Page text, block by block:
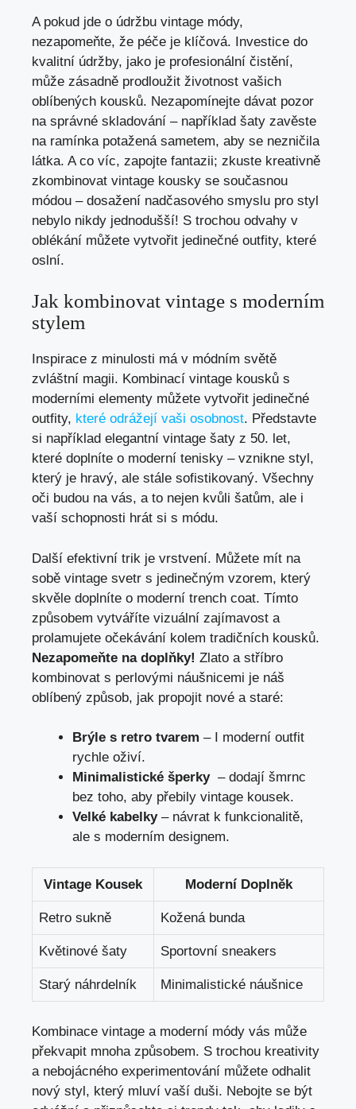
A pokud‌ jde o údržbu vintage módy,
nezapomeňte, že péče ‌je klíčová. Investice do
kvalitní údržby, jako je profesionální čistění,
může zásadně prodloužit životnost vašich
oblíbených kousků. Nezapomínejte dávat pozor
na správné skladování – například šaty zavěste
na ramínka potažená sametem, aby se​ nezničila
látka. A co‍ víc, zapojte fantazii; zkuste kreativně
⁢zkombinovat vintage kousky se současnou
módou – dosažení nadčasového smyslu pro styl
nebylo‍ nikdy jednodušší! S trochou odvahy v
oblékání můžete vytvořit jedinečné outfity, které
oslní.
Jak kombinovat vintage s moderním
stylem
Inspirace z minulosti má v módním světě
zvláštní⁤ magii. ​Kombinací vintage kousků s
moderními elementy můžete vytvořit jedinečné
outfity, které odrážejí vaši osobnost. Představte
si například elegantní vintage šaty z 50. let,
které ⁣doplníte o moderní tenisky –⁤ vznikne ‌styl,⁣
který je hravý, ale stále sofistikovaný. Všechny
oči budou na vás, a to nejen kvůli šatům, ale i
vaší schopnosti ‌hrát si s módu.
Další efektivní trik je vrstvení. Můžete mít na ​
sobě vintage svetr s jedinečným vzorem, který
skvěle doplníte o moderní trench​ coat. Tímto
způsobem vytváříte vizuální zajímavost a⁢
prolamujete očekávání kolem tradičních kousků.
Nezapomeňte na doplňky! Zlato a stříbro
kombinovat ‌s perlovými ‍náušnicemi je náš
oblíbený způsob, jak propojit⁣ nové a staré:
Brýle s retro tvarem – I moderní outfit
rychle oživí.
Minimalistické‍ šperky⁤ – dodají šmrnc
bez toho, aby přebily vintage kousek.
Velké kabelky– návrat k funkcionalitě,
ale s moderním designem.
Vintage Kousek Moderní Doplněk
Retro sukně Kožená bunda
Květinové šaty Sportovní sneakers
Starý náhrdelník Minimalistické náušnice
Kombinace vintage⁣ a‌ moderní módy ⁢vás může
překvapit mnoha ⁤způsobem. S trochou kreativity‍
a nebojácného experimentování můžete odhalit
nový styl, který mluví vaší duši. Nebojte ⁣se být